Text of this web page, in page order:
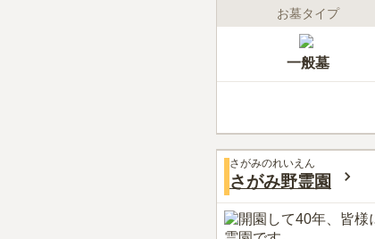
お墓タイプ
一般墓
さがみのれいえん
さがみ野霊園